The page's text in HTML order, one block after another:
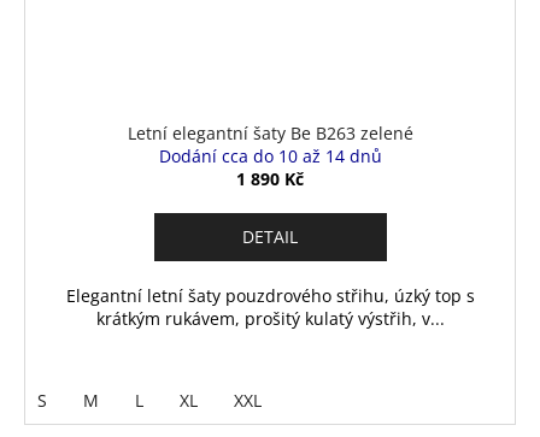
Letní elegantní šaty Be B263 zelené
Dodání cca do 10 až 14 dnů
1 890 Kč
DETAIL
Elegantní letní šaty pouzdrového střihu, úzký top s
krátkým rukávem, prošitý kulatý výstřih, v...
S M L XL XXL